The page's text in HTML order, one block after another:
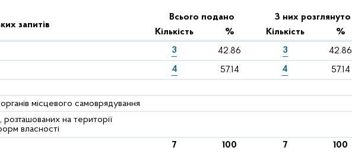
запитів
Всього подано З них розглянуто
Кількість
% Кількість %
3 42.86 3 42.86
4 57.14 4
57.14
місцевого самоврядування
розташованих на території
власності
7 100 7 100